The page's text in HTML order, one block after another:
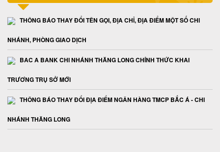
THÔNG BÁO THAY ĐỔI TÊN GỌI, ĐỊA CHỈ, ĐỊA ĐIỂM MỘT SỐ CHI
NHÁNH, PHÒNG GIAO DỊCH
BAC A BANK CHI NHÁNH THĂNG LONG CHÍNH THỨC KHAI
TRƯƠNG TRỤ SỞ MỚI
THÔNG BÁO THAY ĐỔI ĐỊA ĐIỂM NGÂN HÀNG TMCP BẮC Á - CHI
NHÁNH THĂNG LONG